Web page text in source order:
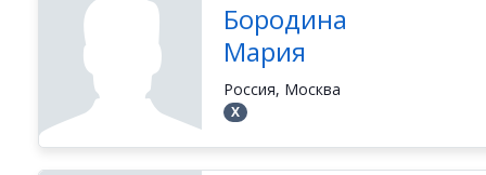
Бородина
Мария
Россия, Москва
Х